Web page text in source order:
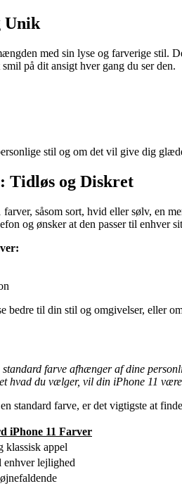
Unik
med sin lyse og farverige stil.
på dit ansigt hver gang du ser den.
stil og om det vil give dig
Tidløs og Diskret
farver, såsom sort, hvid eller sølv, en
og ønsker at den passer til enhver
bedre til din stil og omgivelser, eller
standard farve afhænger af dine
hvad du vælger, vil din iPhone 11
standard farve, er det vigtigste at
iPhone 11 Farver
klassisk appel
enhver lejlighed